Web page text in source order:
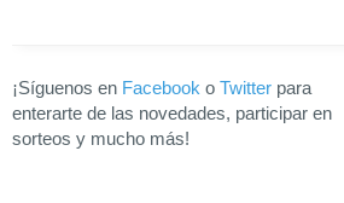
¡Síguenos en Facebook o Twitter para
enterarte de las novedades, participar en
sorteos y mucho más!